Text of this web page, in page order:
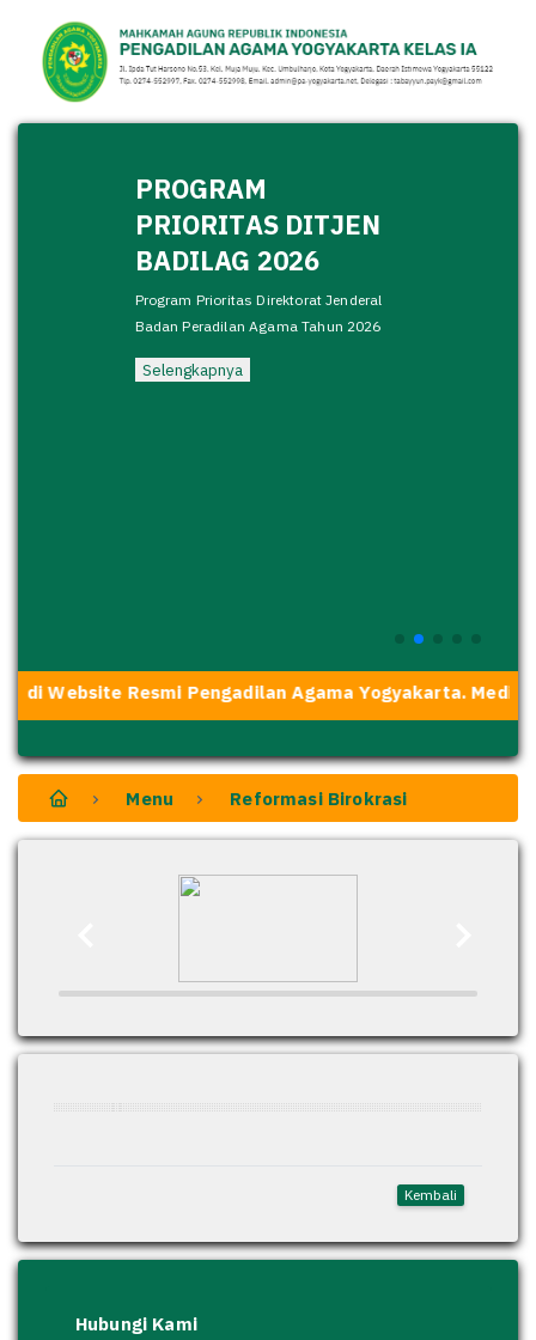
PROGRAM
PRIORITAS DITJEN
BADILAG 2026
Program Prioritas Direktorat Jenderal
Badan Peradilan Agama Tahun 2026
Selengkapnya
di Website Resmi Pengadilan Agama Yogyakarta. Media
Menu Reformasi Birokrasi
Kembali
Hubungi Kami